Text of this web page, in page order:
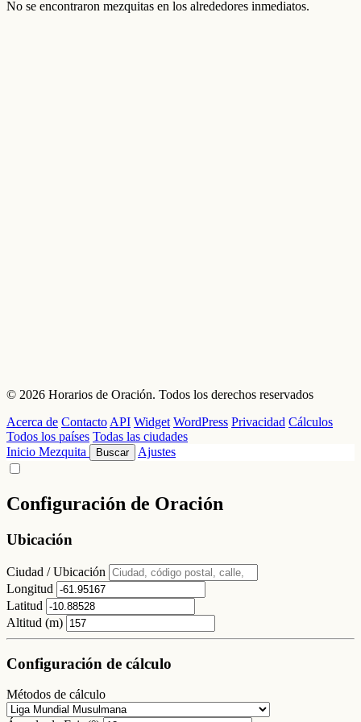
No se encontraron mezquitas en los alrededores inmediatos.
© 2026 Horarios de Oración. Todos los derechos reservados
Acerca de ContactoAPI Widget WordPress Privacidad Cálculos
Todos los países Todas las ciudades
Inicio Mezquita Buscar Ajustes
Configuración de Oración
Ubicación
Ciudad / Ubicación
Longitud
Latitud
Altitud (m)
Configuración de cálculo
Métodos de cálculo